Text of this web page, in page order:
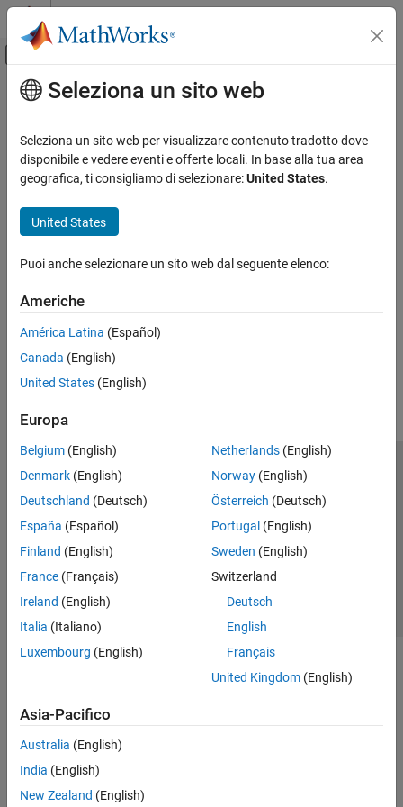
Vai al contenuto
Attiva/disattiva menu di navigazione
Pagina iniziale della documentazione
Contenuto principale
Seleziona un sito web
Seleziona un sito web per visualizzare contenuto tradotto dove
disponibile e vedere eventi e offerte locali. In base alla tua area
geografica, ti consigliamo di selezionare:United States.
United States
Puoi anche selezionare un sito web dal seguente elenco:
Americhe
América Latina (Español)
Canada (English)
United States (English)
Europa
Belgium (English)
Denmark (English)
Deutschland (Deutsch)
España (Español)
Finland (English)
France (Français)
Ireland (English)
Italia (Italiano)
Luxembourg (English)
Netherlands(English)
Norway(English)
Österreich (Deutsch)
Portugal (English)
Sweden (English)
Switzerland
Deutsch
English
Français
United Kingdom(English)
Asia-Pacifico
Australia (English)
India (English)
New Zealand (English)
Centro di fiducia
Informativa sulla privacy
Antipirateria
Stato dell'applicazione
Contatti
© 1994-2026 The MathWorks, Inc.